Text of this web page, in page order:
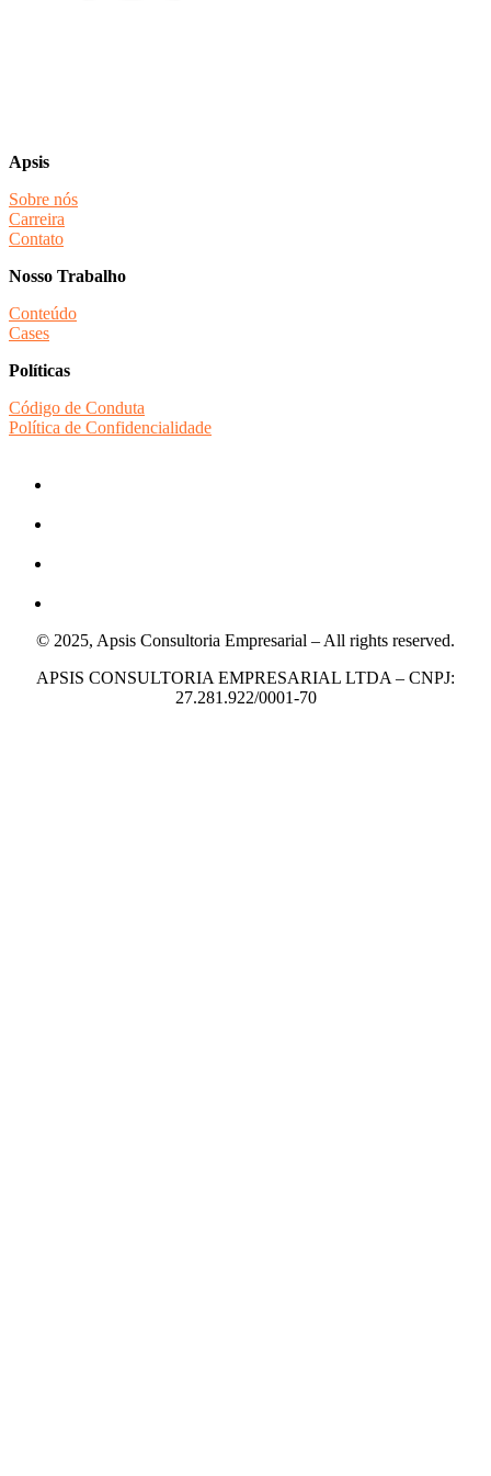
Apsis
Sobre nós
Carreira
Contato
Nosso Trabalho
Conteúdo
Cases
Políticas
Código de Conduta
Política de Confidencialidade
© 2025, Apsis Consultoria Empresarial – All rights reserved.
APSIS CONSULTORIA EMPRESARIAL LTDA – CNPJ:
27.281.922/0001-70